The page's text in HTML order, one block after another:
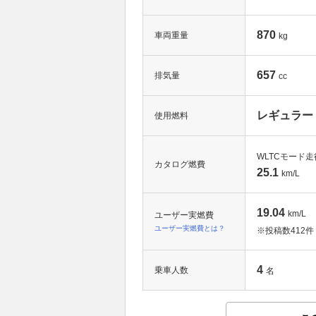
車両重量 870 kg
排気量 657 cc
使用燃料 レギュラー
カタログ燃費
WLTCモード走
25.1 km/L
ユーザー実燃費
ユーザー実燃費とは？
19.04 km/L
※投稿数412件
乗車人数 4 名